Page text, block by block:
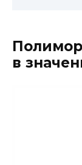
в